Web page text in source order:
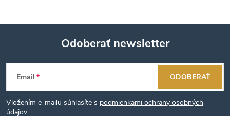
Z
á
Odoberať newsletter
Email
Vložením e-mailu súhlasíte s podmienkami ochrany osobných
údajov
ODOBERAŤ